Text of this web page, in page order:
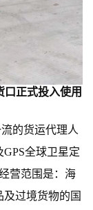
正式投入使用
的货运代理人
GPS全球卫星定
营范围是：海
过境货物的国